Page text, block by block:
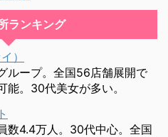
ランキング
）
ループ。全国56店舗展開で
能。30代美女が多い。
数4.4万人。30代中心。全国